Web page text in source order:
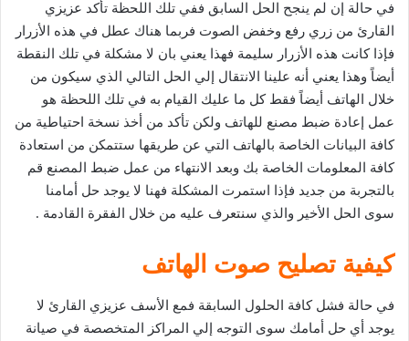
في حالة إن لم ينجح الحل السابق ففي تلك اللحظة تأكد عزيزي
القارئ من زري رفع وخفض الصوت فربما هناك عطل في هذه الأزرار
فإذا كانت هذه الأزرار سليمة فهذا يعني بان لا مشكلة في تلك النقطة
أيضاً وهذا يعني أنه علينا الانتقال إلي الحل التالي الذي سيكون من
خلال الهاتف أيضاً فقط كل ما عليك القيام به في تلك اللحظة هو
عمل إعادة ضبط مصنع للهاتف ولكن تأكد من أخذ نسخة احتياطية من
كافة البيانات الخاصة بالهاتف التي عن طريقها ستتمكن من استعادة
كافة المعلومات الخاصة بك وبعد الانتهاء من عمل ضبط المصنع قم
بالتجربة من جديد فإذا استمرت المشكلة فهنا لا يوجد حل أمامنا
سوى الحل الأخير والذي سنتعرف عليه من خلال الفقرة القادمة .
كيفية تصليح صوت الهاتف
في حالة فشل كافة الحلول السابقة فمع الأسف عزيزي القارئ لا
يوجد أي حل أمامك سوى التوجه إلي المراكز المتخصصة في صيانة